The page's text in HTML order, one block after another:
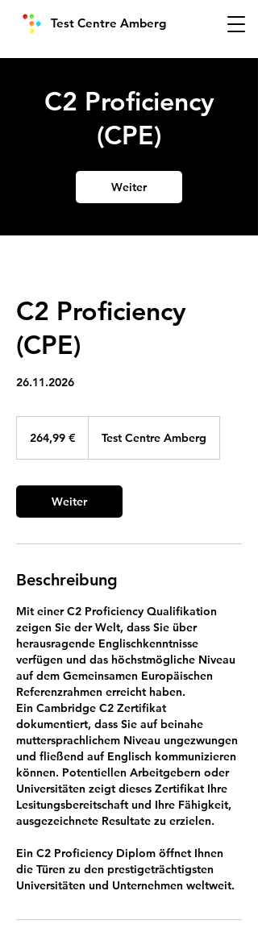
Test Centre Amberg
C2 Proficiency
(CPE)
Weiter
C2 Proficiency
(CPE)
26.11.2026
264,99 € Test Centre Amberg
Weiter
Beschreibung
Mit einer C2 Proficiency Qualifikation
zeigen Sie der Welt, dass Sie über
herausragende Englischkenntnisse
verfügen und das höchstmögliche Niveau
auf dem Gemeinsamen Europäischen
Referenzrahmen erreicht haben.
Ein Cambridge C2 Zertifikat
dokumentiert, dass Sie auf beinahe
muttersprachlichem Niveau ungezwungen
und fließend auf Englisch kommunizieren
können. Potentiellen Arbeitgebern oder
Universitäten zeigt dieses Zertifikat Ihre
Lesitungsbereitschaft und Ihre Fähigkeit,
ausgezeichnete Resultate zu erzielen.
Ein C2 Proficiency Diplom öffnet Ihnen
die Türen zu den prestigeträchtigsten
Universitäten und Unternehmen weltweit.